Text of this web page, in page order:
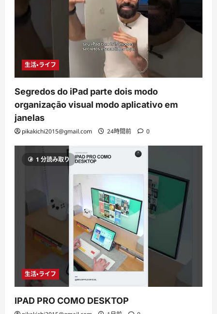
生活・ライフ
Segredos do iPad parte dois modo
organização visual modo aplicativo em
janelas
pikakichi2015@gmail.com 24時間前 0
1 分読み取り
生活・ライフ
IPAD PRO COMO DESKTOP